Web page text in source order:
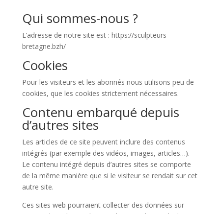
Qui sommes-nous ?
L’adresse de notre site est : https://sculpteurs-
bretagne.bzh/
Cookies
Pour les visiteurs et les abonnés nous utilisons peu de
cookies, que les cookies strictement nécessaires.
Contenu embarqué depuis
d’autres sites
Les articles de ce site peuvent inclure des contenus
intégrés (par exemple des vidéos, images, articles…).
Le contenu intégré depuis d’autres sites se comporte
de la même manière que si le visiteur se rendait sur cet
autre site.
Ces sites web pourraient collecter des données sur